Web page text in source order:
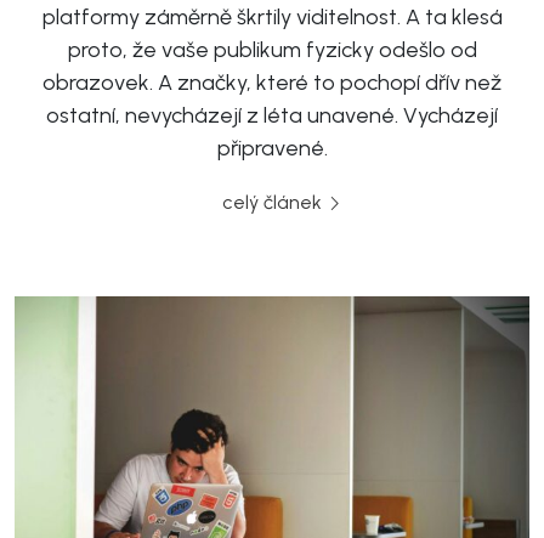
platformy záměrně škrtily viditelnost. A ta klesá
proto, že vaše publikum fyzicky odešlo od
obrazovek. A značky, které to pochopí dřív než
ostatní, nevycházejí z léta unavené. Vycházejí
připravené.
celý článek